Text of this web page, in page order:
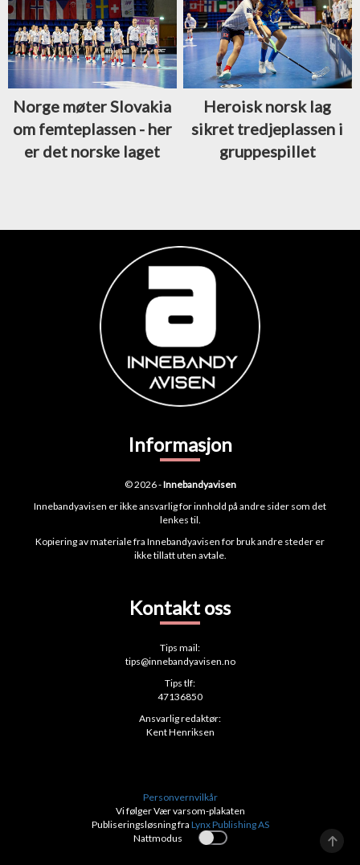
Norge møter Slovakia
om femteplassen - her
er det norske laget
Heroisk norsk lag
sikret tredjeplassen i
gruppespillet
Informasjon
© 2026 -Innebandyavisen
Innebandyavisen er ikke ansvarlig for innhold på andre sider som det
lenkes til.
Kopiering av materiale fra Innebandyavisen for bruk andre steder er
ikke tillatt uten avtale.
Kontakt oss
Tips mail:
tips@innebandyavisen.no
Tips tlf:
47136850
Ansvarlig redaktør:
Kent Henriksen
Personvernvilkår
Vi følger Vær varsom-plakaten
Publiseringsløsning fra Lynx Publishing AS
Nattmodus